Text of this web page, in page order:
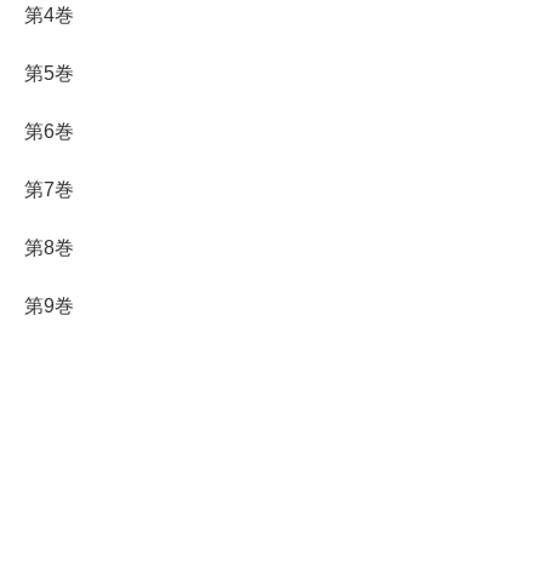
第4巻
第5巻
第6巻
第7巻
第8巻
第9巻